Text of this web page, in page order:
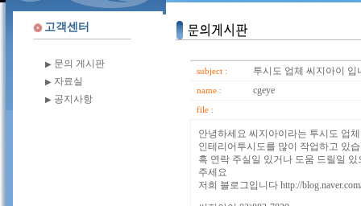
고객센터
▶ 문의 게시판
▶ 자료실
▶ 공지사항